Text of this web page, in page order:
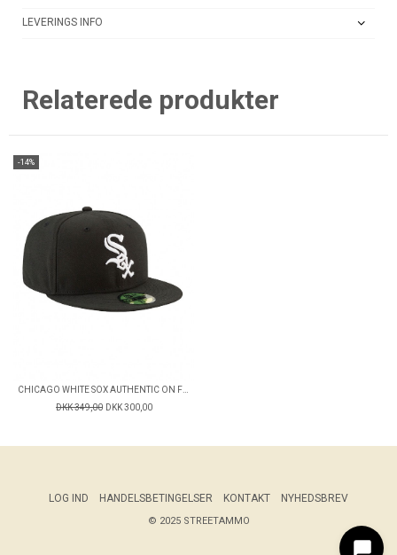
LEVERINGS INFO
Relaterede produkter
-14%
DKK 349,00 DKK 300,00
LOG IND HANDELSBETINGELSER KONTAKT NYHEDSBREV
© 2025 STREETAMMO